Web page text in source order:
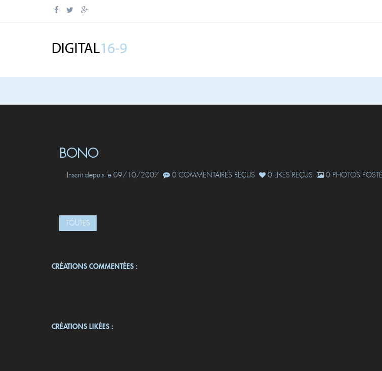
BONO
Inscrit depuis le 09/10/2007 0 COMMENTAIRES REÇUS 0 LIKES REÇUS 0 PHOTOS
TOUTES
CRÉATIONS COMMENTÉES :
CRÉATIONS LIKÉES :